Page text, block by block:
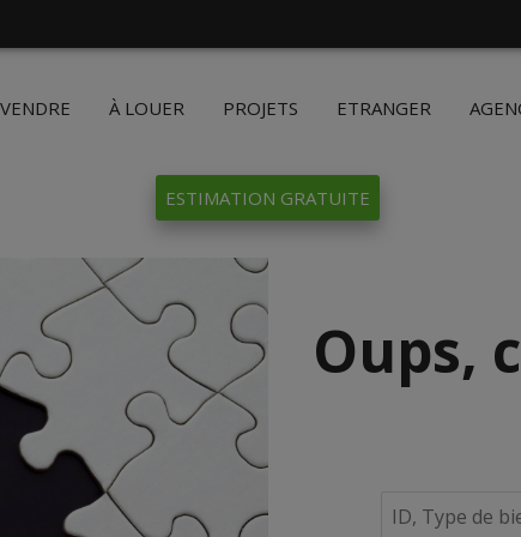
À LOUER PROJETS ETRANGER
ESTIMATION GRATUITE
Oups,